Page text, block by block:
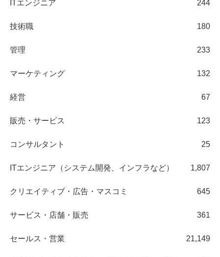
ITエンジニア 244
技術職 180
管理 233
マーケティング 132
経営 67
販売・サービス 123
コンサルタント 25
ITエンジニア（システム開発、インフラなど） 1,807
クリエイティブ・広告・マスコミ 645
サービス・店舗・販売 361
セールス・営業 21,149